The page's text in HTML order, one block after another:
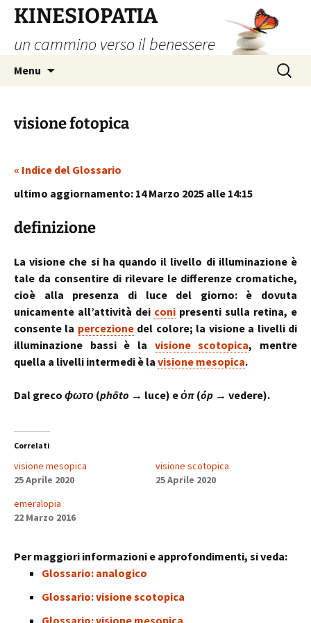
contenuto
KINESIOPATIA
un cammino verso il benessere
Menu
Ricerca
per:
visione fotopica
« Indice del Glossario
ultimo aggiornamento: 14 Marzo 2025 alle 14:15
definizione
La visione che si ha quando il livello di illuminazione è
tale da consentire di rilevare le differenze cromatiche,
cioè alla presenza di luce del giorno: è dovuta
unicamente all’attività dei coni presenti sulla retina, e
consente la percezionedel colore; la visione a livelli di
illuminazione bassi è la visione scotopica, mentre
quella a livelli intermedi è la visione mesopica.
Dal greco ϕωτο (phōto → luce) eὀπ (óp → vedere).
Correlati
visione mesopica
25 Aprile 2020
visione scotopica
25 Aprile 2020
emeralopia
22 Marzo 2016
Per maggiori informazioni e approfondimenti, si veda:
Glossario: analogico
Glossario: visione scotopica
Glossario: visione mesopica